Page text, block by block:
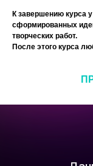
К завершению курса
сформированных
творческих работ.
После этого курса